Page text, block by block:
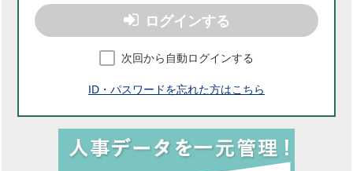
ログインする
次回から自動ログインする
ID・パスワードを忘れた方はこちら